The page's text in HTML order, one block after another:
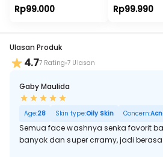
Cleanser
Rp99.000 Rp99.990
Ulasan Produk
4.77 Rating 7 Ulasan
Gaby Maulida
Age:28 Skin type:Oily Skin Concern:
Semua face washnya senka favorit banget
banyak dan super crramy, jadi